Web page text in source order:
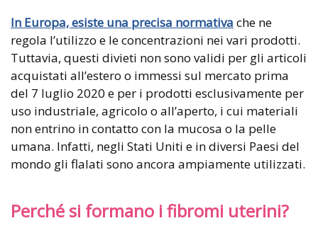
In Europa, esiste una precisa normativa che ne
regola l’utilizzo e le concentrazioni nei vari prodotti.
Tuttavia, questi divieti non sono validi per gli articoli
acquistati all’estero o immessi sul mercato prima
del 7 luglio 2020 e per i prodotti esclusivamente per
uso industriale, agricolo o all’aperto, i cui materiali
non entrino in contatto con la mucosa o la pelle
umana. Infatti, negli Stati Uniti e in diversi Paesi del
mondo gli flalati sono ancora ampiamente utilizzati.
Perché si formano i fibromi uterini?